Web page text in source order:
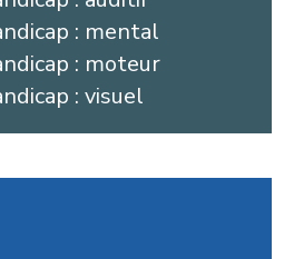
: mental
: moteur
: visuel